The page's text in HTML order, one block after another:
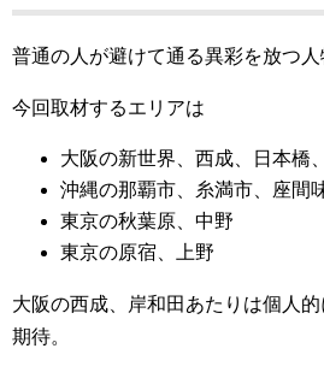
普通の人が避けて通る異彩を放つ人
今回取材するエリアは
大阪の新世界、西成、日本橋
沖縄の那覇市、糸満市、座間
東京の秋葉原、中野
東京の原宿、上野
大阪の西成、岸和田あたりは個人
期待。